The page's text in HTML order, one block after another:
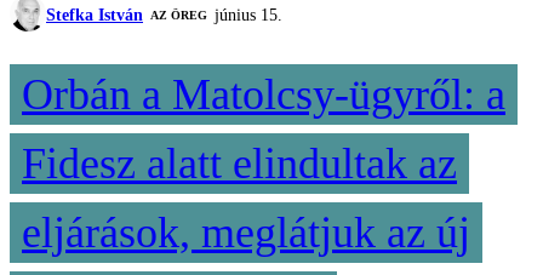
Stefka István AZ ÖREG június 15.
Orbán a Matolcsy-ügyről: a
Fidesz alatt elindultak az
eljárások, meglátjuk az új